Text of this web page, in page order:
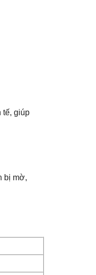
tế, giúp
bị mờ,